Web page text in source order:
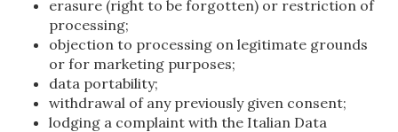
erasure (right to be forgotten) or restriction of
processing;
objection to processing on legitimate grounds
or for marketing purposes;
data portability;
withdrawal of any previously given consent;
lodging a complaint with the Italian Data